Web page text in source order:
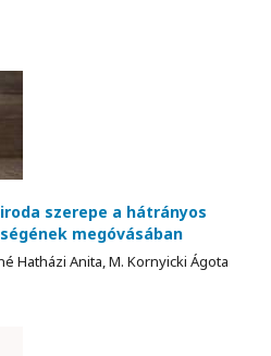
szerepe a hátrányos
megóvásában
Hatházi Anita, M. Kornyicki Ágota